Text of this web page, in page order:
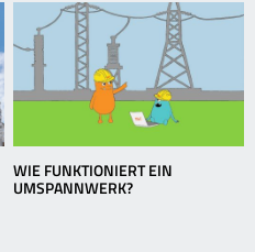
WIE FUNKTIONIERT EIN
UMSPANNWERK?